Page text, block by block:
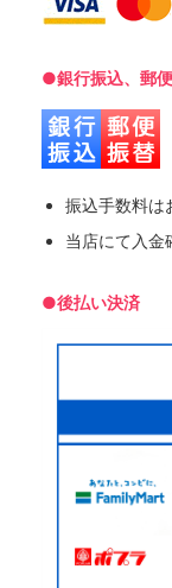
●銀行振込、郵
振込手数料は
当店にて入金
●後払い決済